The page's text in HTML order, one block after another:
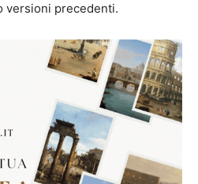
versioni precedenti.